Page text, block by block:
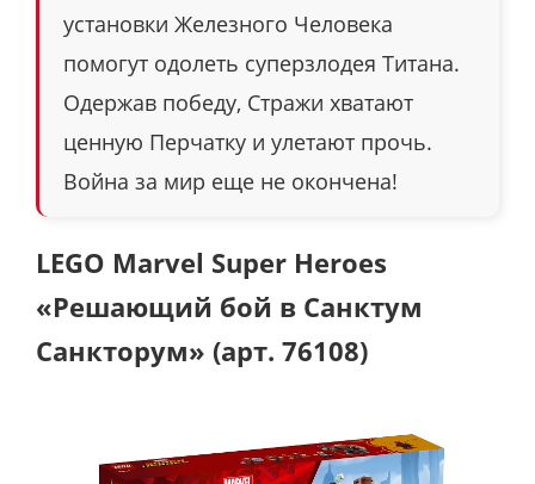
установки Железного Человека
помогут одолеть суперзлодея Титана.
Одержав победу, Стражи хватают
ценную Перчатку и улетают прочь.
Война за мир еще не окончена!
LEGO Marvel Super Heroes
«Решающий бой в Санктум
Санкторум» (арт. 76108)